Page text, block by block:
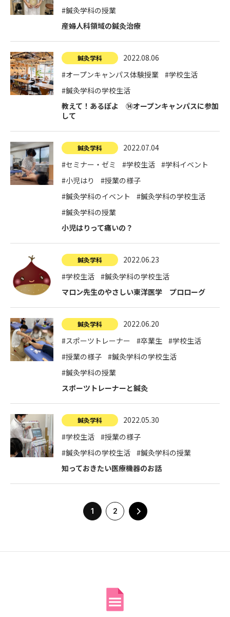
#鍼灸学科の授業
産婦人科領域の鍼灸治療
鍼灸学科
2022.08.06
#オープンキャンパス体験授業 #学校生活
#鍼灸学科の学校生活
教えて！あるぽよ ⑭オープンキャンパスに参加
して
鍼灸学科
2022.07.04
#セミナー・ゼミ
#学校生活 #学科イベント
#小児はり
#授業の様子
#鍼灸学科のイベント
#鍼灸学科の学校生活
#鍼灸学科の授業
小児はりって痛いの？
鍼灸学科
2022.06.23
#学校生活 #鍼灸学科の学校生活
マロン先生のやさしい東洋医学 プロローグ
鍼灸学科
2022.06.20
#スポーツトレーナー
#卒業生 #学校生活
#授業の様子 #鍼灸学科の学校生活
#鍼灸学科の授業
スポーツトレーナーと鍼灸
鍼灸学科
2022.05.30
#学校生活 #授業の様子
#鍼灸学科の学校生活 #鍼灸学科の授業
知っておきたい医療機器のお話
1 2